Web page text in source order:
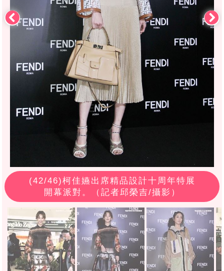
(42/46)柯佳嬿出席精品設計十周年特展
開幕派對。（記者邱榮吉/攝影）